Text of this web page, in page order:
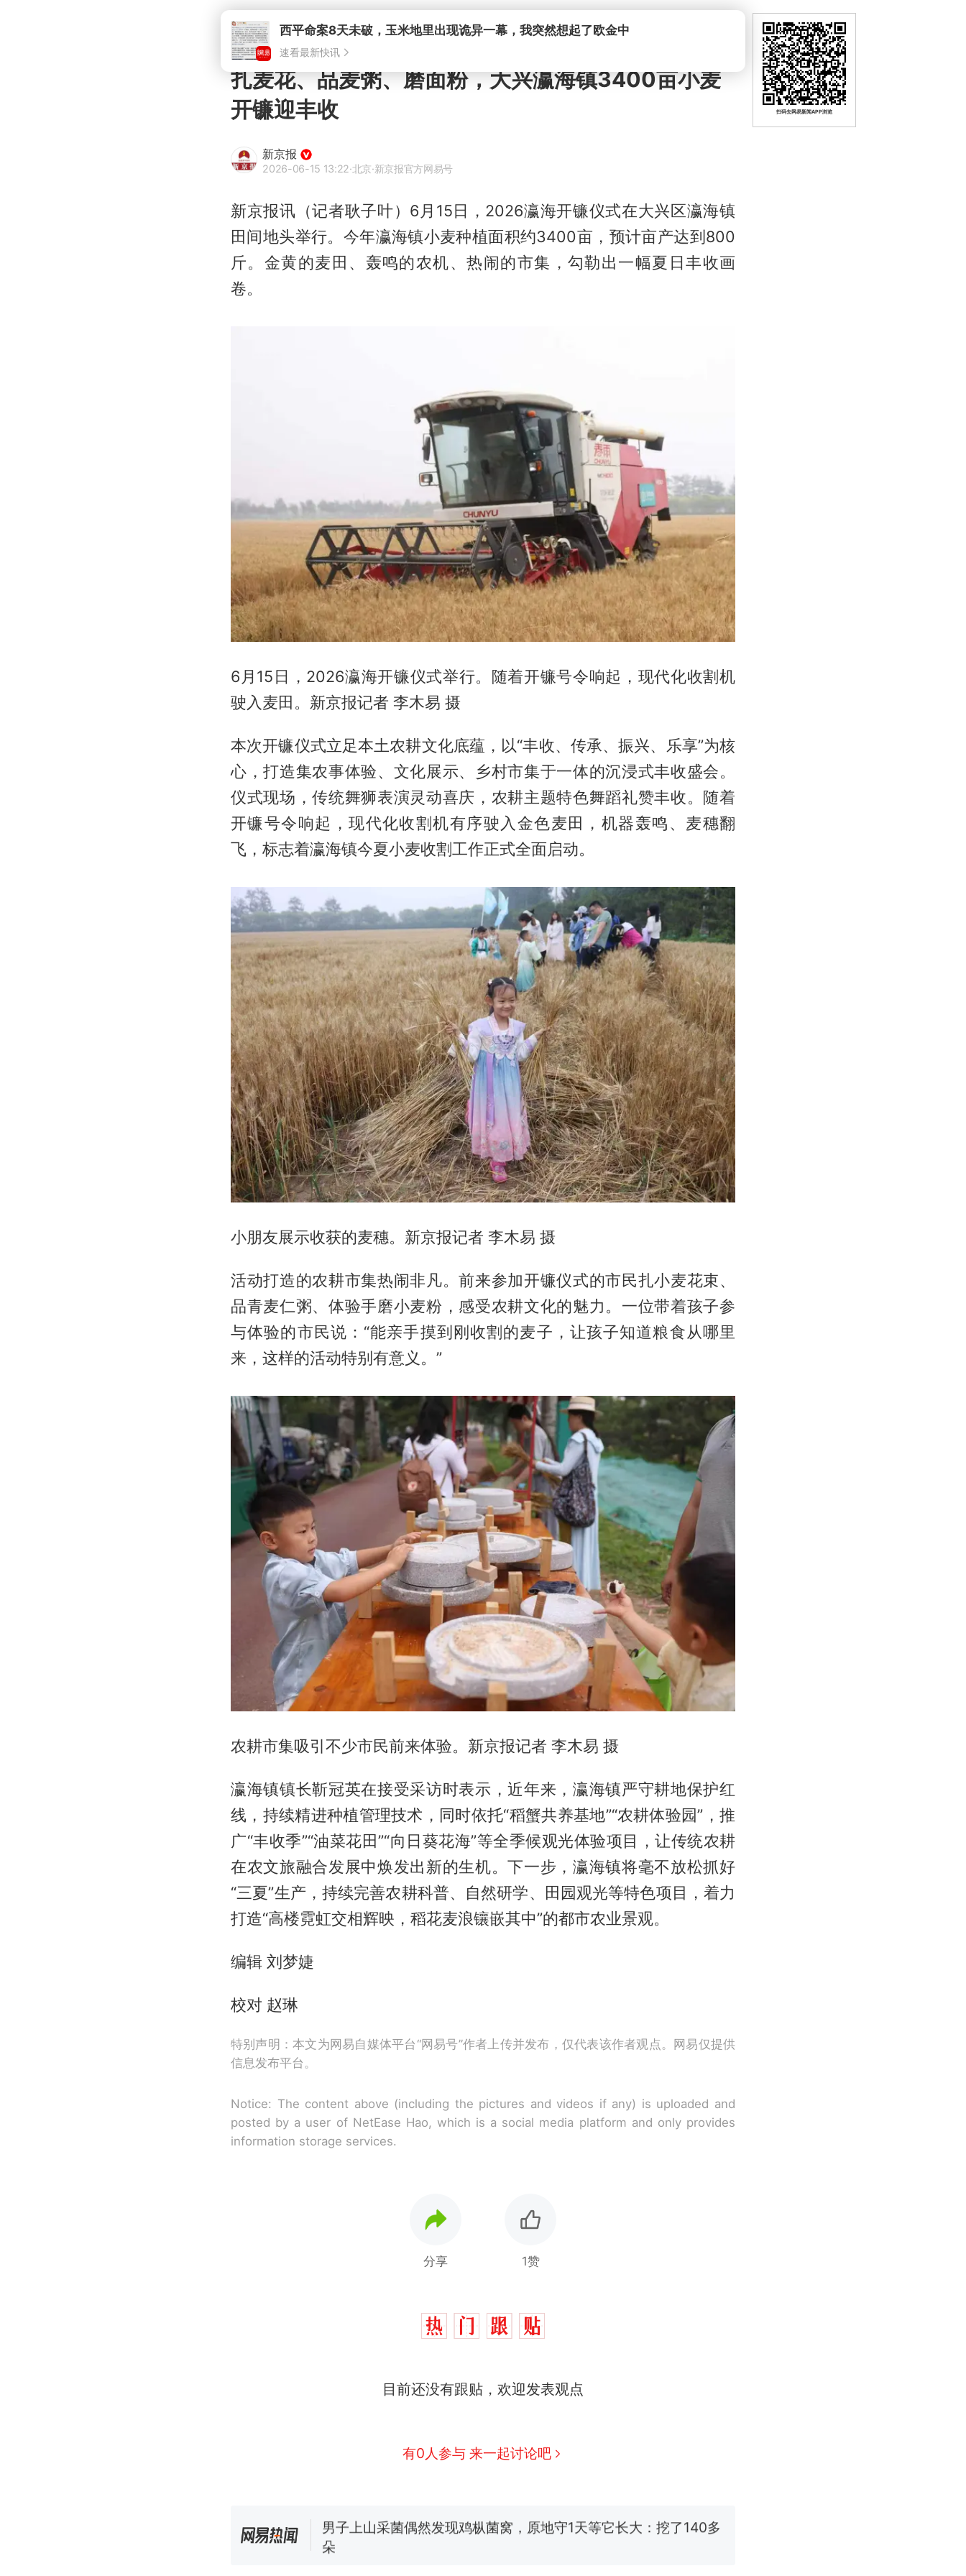
西平命案8天未破，玉米地里出现诡异一幕，我突然想起了欧金中
速看最新快讯
扎麦花、品麦粥、磨面粉，大兴瀛海镇3400亩小麦
开镰迎丰收
新京报
2026-06-15 13:22·北京·新京报官方网易号
新京报讯（记者耿子叶）6月15日，2026瀛海开镰仪式在大兴区瀛海镇
田间地头举行。今年瀛海镇小麦种植面积约3400亩，预计亩产达到800
斤。金黄的麦田、轰鸣的农机、热闹的市集，勾勒出一幅夏日丰收画
卷。
6月15日，2026瀛海开镰仪式举行。随着开镰号令响起，现代化收割机
驶入麦田。新京报记者 李木易 摄
本次开镰仪式立足本土农耕文化底蕴，以“丰收、传承、振兴、乐享”为核
心，打造集农事体验、文化展示、乡村市集于一体的沉浸式丰收盛会。
仪式现场，传统舞狮表演灵动喜庆，农耕主题特色舞蹈礼赞丰收。随着
开镰号令响起，现代化收割机有序驶入金色麦田，机器轰鸣、麦穗翻
飞，标志着瀛海镇今夏小麦收割工作正式全面启动。
小朋友展示收获的麦穗。新京报记者 李木易 摄
活动打造的农耕市集热闹非凡。前来参加开镰仪式的市民扎小麦花束、
品青麦仁粥、体验手磨小麦粉，感受农耕文化的魅力。一位带着孩子参
与体验的市民说：“能亲手摸到刚收割的麦子，让孩子知道粮食从哪里
来，这样的活动特别有意义。”
农耕市集吸引不少市民前来体验。新京报记者 李木易 摄
瀛海镇镇长靳冠英在接受采访时表示，近年来，瀛海镇严守耕地保护红
线，持续精进种植管理技术，同时依托“稻蟹共养基地”“农耕体验园”，推
广“丰收季”“油菜花田”“向日葵花海”等全季候观光体验项目，让传统农耕
在农文旅融合发展中焕发出新的生机。下一步，瀛海镇将毫不放松抓好
“三夏”生产，持续完善农耕科普、自然研学、田园观光等特色项目，着力
打造“高楼霓虹交相辉映，稻花麦浪镶嵌其中”的都市农业景观。
编辑 刘梦婕
校对 赵琳
特别声明：本文为网易自媒体平台“网易号”作者上传并发布，仅代表该作者观点。网易仅提供
信息发布平台。
Notice: The content above (including the pictures and videos if any) is uploaded and
posted by a user of NetEase Hao, which is a social media platform and only provides
information storage services.
分享 1赞
目前还没有跟贴，欢迎发表观点
有0人参与 来一起讨论吧
那个在床头放菜刀的女孩，因老师一句“跟我回家”改写了人生
男子上山采菌偶然发现鸡枞菌窝，原地守1天等它长大：挖了140多
朵
扫码去网易新闻APP浏览